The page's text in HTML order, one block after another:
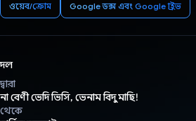
ওয়েব/ক্রোম Google ডক্স এবং Google ড্রাইভ
দল
দ্বারা
না বেণী ভেদি ভিসি, ভেনাম বিদু মাছি!
থেকে